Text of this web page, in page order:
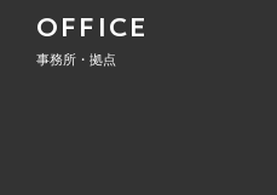
OFFICE
事務所・拠点